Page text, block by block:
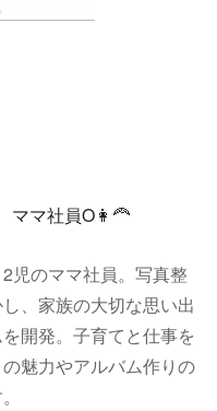
マ社員O👩‍🦰
児のママ社員。写真整
、家族の大切な思い出
開発。子育てと仕事を
魅力やアルバム作りの